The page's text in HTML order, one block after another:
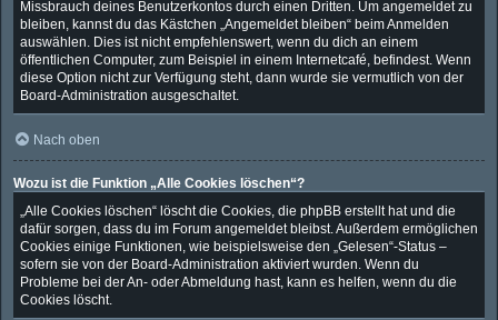
Missbrauch deines Benutzerkontos durch einen Dritten. Um angemeldet zu
bleiben, kannst du das Kästchen „Angemeldet bleiben“ beim Anmelden
auswählen. Dies ist nicht empfehlenswert, wenn du dich an einem
öffentlichen Computer, zum Beispiel in einem Internetcafé, befindest. Wenn
diese Option nicht zur Verfügung steht, dann wurde sie vermutlich von der
Board-Administration ausgeschaltet.
Nach oben
Wozu ist die Funktion „Alle Cookies löschen“?
„Alle Cookies löschen“ löscht die Cookies, die phpBB erstellt hat und die
dafür sorgen, dass du im Forum angemeldet bleibst. Außerdem ermöglichen
Cookies einige Funktionen, wie beispielsweise den „Gelesen“-Status –
sofern sie von der Board-Administration aktiviert wurden. Wenn du
Probleme bei der An- oder Abmeldung hast, kann es helfen, wenn du die
Cookies löscht.